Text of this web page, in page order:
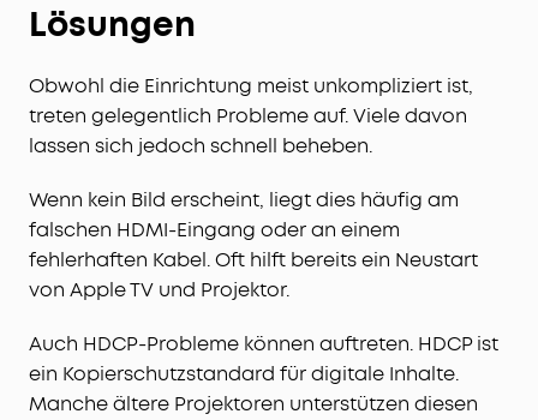
Lösungen
Obwohl die Einrichtung meist unkompliziert ist,
treten gelegentlich Probleme auf. Viele davon
lassen sich jedoch schnell beheben.
Wenn kein Bild erscheint, liegt dies häufig am
falschen HDMI-Eingang oder an einem
fehlerhaften Kabel. Oft hilft bereits ein Neustart
von Apple TV und Projektor.
Auch HDCP-Probleme können auftreten. HDCP ist
ein Kopierschutzstandard für digitale Inhalte.
Manche ältere Projektoren unterstützen diesen